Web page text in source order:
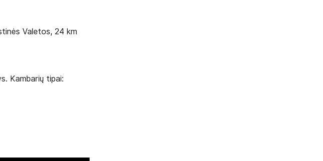
Valetos, 24 km
Kambarių tipai: